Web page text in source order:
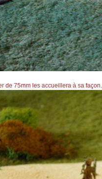
de 75mm les accueillera à sa